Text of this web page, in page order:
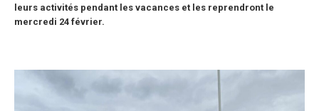
leurs activités pendant les vacances et les reprendront le
mercredi 24 février.